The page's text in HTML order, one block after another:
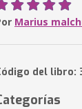
Marius
del libro: